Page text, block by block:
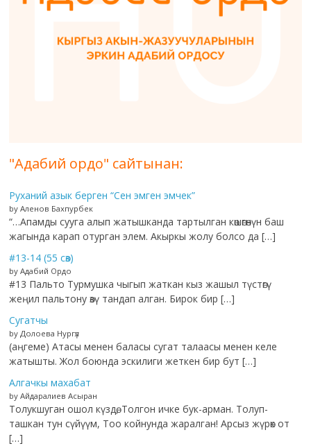
"Адабий ордо" сайтынан:
Руханий азык берген “Сен эмген эмчек”
by Аленов Бахпурбек
“…Апамды сууга алып жатышканда тартылган көшөгөнүн баш
жагында карап отурган элем. Акыркы жолу болсо да […]
#13-14 (55 сөз)
by Адабий Ордо
#13 Пальто Турмушка чыгып жаткан кыз жашыл түстөгү
жеңил пальтону өзү тандап алган. Бирок бир […]
Сугатчы
by Долоева Нургүл
(аңгеме) Атасы менен баласы сугат талаасы менен келе
жатышты. Жол боюнда эскилиги жеткен бир бут […]
Алгачкы махабат
by Айдаралиев Асыран
Толукшуган ошол күздө, Толгон ичке бук-арман. Толуп-
ташкан тун сүйүүм, Тоо койнунда жаралган! Арсыз жүрөк от
[…]